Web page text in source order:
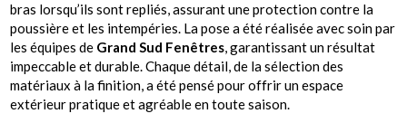
bras lorsqu’ils sont repliés, assurant une protection contre la
poussière et les intempéries. La pose a été réalisée avec soin par
les équipes de Grand Sud Fenêtres, garantissant un résultat
impeccable et durable. Chaque détail, de la sélection des
matériaux à la finition, a été pensé pour offrir un espace
extérieur pratique et agréable en toute saison.